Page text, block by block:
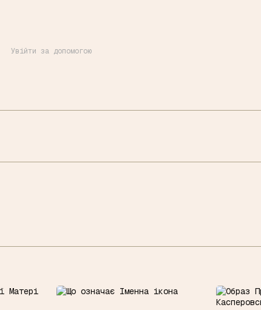
Увійти за допомогою